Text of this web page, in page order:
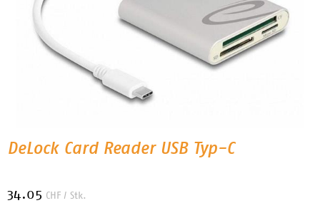
DeLock Card Reader USB Typ-C
34.05 CHF / Stk.